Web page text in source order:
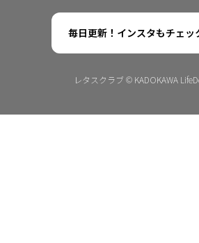
毎日更新！インスタもチェッ
レタスクラブ © KADOKAWA